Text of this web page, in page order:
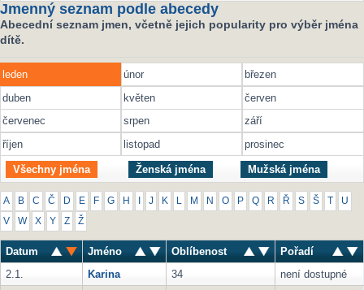
Jmenný seznam podle abecedy
Abecední seznam jmen, včetně jejich popularity pro výběr jména
dítě.
leden únor
březen
duben
květen
červen
červenec
srpen
září
říjen
listopad prosinec
Všechny jména Ženská jména Mužská jména
A B C Č D E F G H J K M N O P Q R Ř S Š U
V W X Y Z Ž
Datum Jméno Oblíbenost
Pořadí
2.1.
Karina 34
není dostupné